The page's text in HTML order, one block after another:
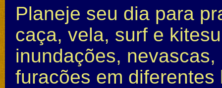
Planeje seu dia para
caça, vela, surf e
inundações,
furacões em